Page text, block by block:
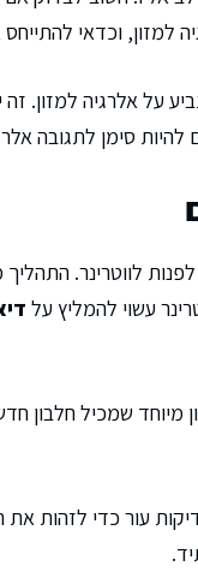
למזון, וכדאי להתייחס
על אלרגיה למזון.
להיות סימן לתגובה
לווטרינר.
עשוי להמליץ על
מיוחד שמכיל חלבון
עור כדי לזהות